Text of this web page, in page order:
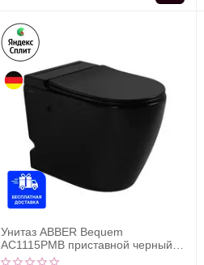
Унитаз ABBER Bequem
AC1115PMB приставной черный
матовый с импульсным смывом